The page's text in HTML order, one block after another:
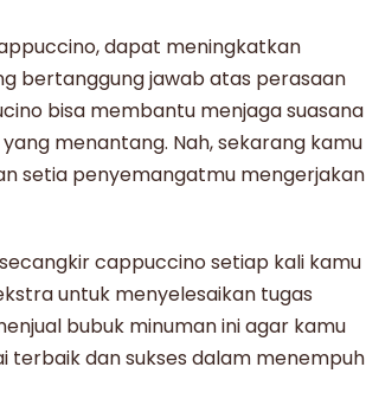
, dapat meningkatkan
bertanggung jawab atas perasaan
bisa membantu menjaga suasana
menantang. Nah, sekarang kamu
setia penyemangatmu mengerjakan
cappuccinosetiap kali kamu
untuk menyelesaikan tugas
jual bubuk minumanini agar kamu
terbaik dan sukses dalam menempuh